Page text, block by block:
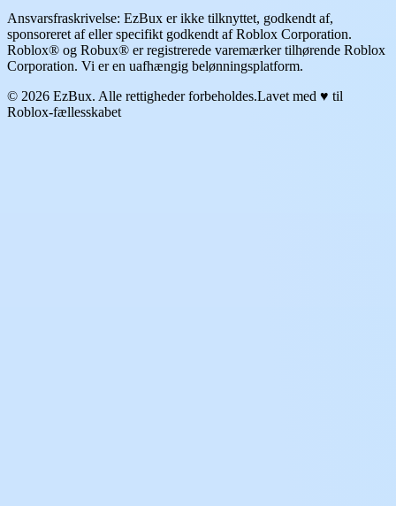
Ansvarsfraskrivelse: EzBux er ikke tilknyttet, godkendt af,
sponsoreret af eller specifikt godkendt af Roblox Corporation.
Roblox® og Robux® er registrerede varemærker tilhørende Roblox
Corporation. Vi er en uafhængig belønningsplatform.
© 2026 EzBux. Alle rettigheder forbeholdes.Lavet med ♥ til
Roblox-fællesskabet